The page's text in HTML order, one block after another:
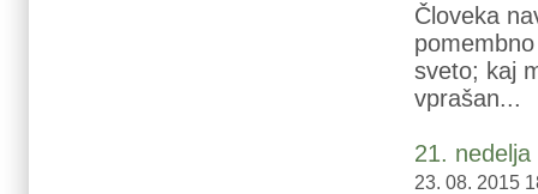
Človeka
sveto; kaj
vprašan...
21.
23. 08. 2015